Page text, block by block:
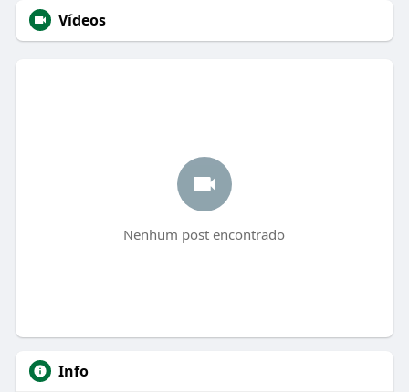
Vídeos
Nenhum post encontrado
Info